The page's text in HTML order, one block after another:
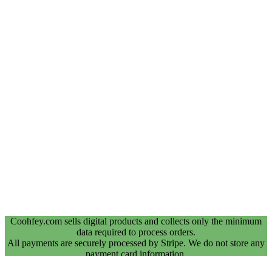
Coohfey.com sells digital products and collects only the minimum
data required to process orders.
All payments are securely processed by Stripe. We do not store any